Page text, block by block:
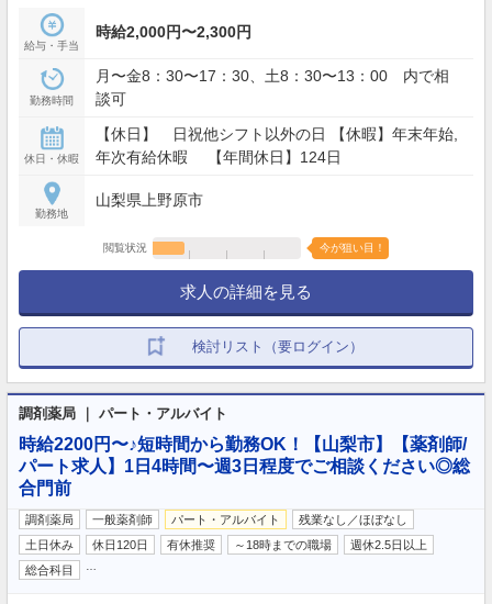
給与・手当
時給2,000円〜2,300円
勤務時間
月〜金8：30〜17：30、土8：30〜13：00 内で相
談可
休日・休暇
【休日】 日祝他シフト以外の日 【休暇】年末年始,
年次有給休暇 【年間休日】124日
勤務地
山梨県上野原市
閲覧状況 今が狙い目！
求人の詳細を見る
検討リスト（要ログイン）
調剤薬局 ｜ パート・アルバイト
時給2200円〜♪短時間から勤務OK！【山梨市】【薬剤師/
パート求人】1日4時間〜週3日程度でご相談ください◎総
合門前
調剤薬局 一般薬剤師 パート・アルバイト
残業なし／ほぼなし
土日休み
休日120日 有休推奨 ～18時までの職場
週休2.5日以上
総合科目